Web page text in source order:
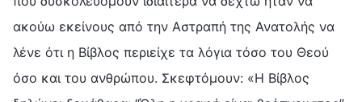
ακούω εκείνους από την Αστραπή της Ανατολής να
λένε ότι η Βίβλος περιείχε τα λόγια τόσο του Θεού
όσο και του ανθρώπου. Σκεφτόμουν: «Η Βίβλος